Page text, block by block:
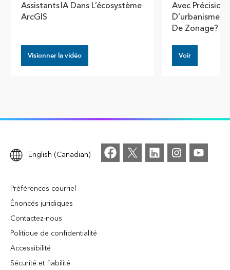
Assistants IA Dans L’écosystème
ArcGIS
Visionner la vidéo
Avec Précision
D’urbanisme
De Zonage?
Voir
English (Canadian)
Préférences courriel
Énoncés juridiques
Contactez-nous
Politique de confidentialité
Accessibilité
Sécurité et fiabilité